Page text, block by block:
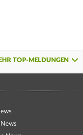
TOP-MELDUNGEN